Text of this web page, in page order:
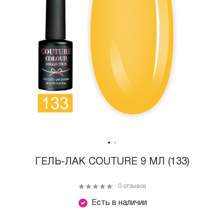
ГЕЛЬ-ЛАК COUTURE 9 МЛ (133)
Есть в наличии
0 отзывов